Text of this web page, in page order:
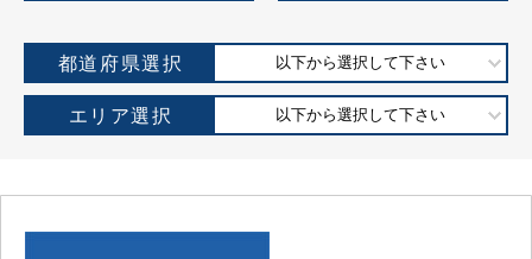
都道府県選択 以下から選択して下さい
エリア選択 以下から選択して下さい